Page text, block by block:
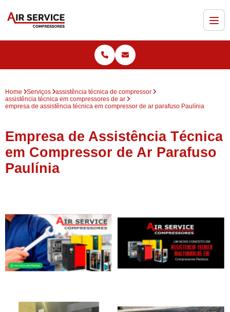
Home Serviços
assistência técnica de compressor
assistência técnica em compressores de ar
empresa de assistência técnica em compressor de ar parafuso Paulínia
Empresa de Assistência Técnica
em Compressor de Ar Parafuso
Paulínia